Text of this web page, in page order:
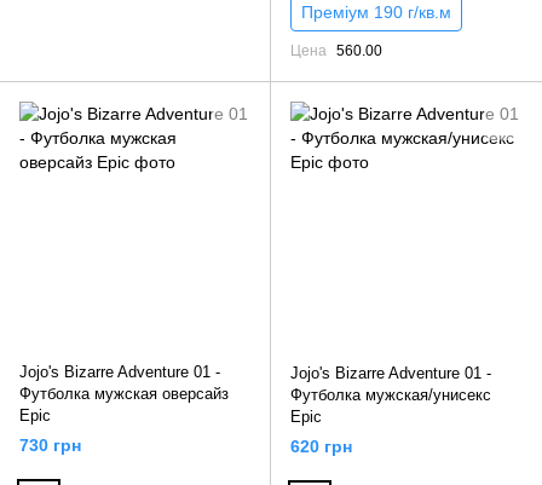
Преміум 190 г/кв.м
Цена 560.00
Jojo's Bizarre Adventure 01 -
Футболка мужская оверсайз
Epic
730 грн
Jojo's Bizarre Adventure 01 -
Футболка мужская/унисекс
Epic
620 грн